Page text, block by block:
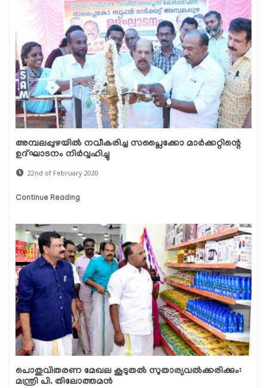
അമ്പലപ്പുഴയില്‍ നവീകരിച്ച സപ്ലൈക്കോ മാര്‍ക്കറ്റിന്റെ
ഉദ്ഘാടനം നിര്‍വ്വഹിച്ചു
22nd of February 2020
Continue Reading
പൊതുവിതരണ മേഖല കൂടുതല്‍ സുതാര്യവല്‍ക്കരിക്കും:
മന്ത്രി പി. തിലോത്തമന്‍